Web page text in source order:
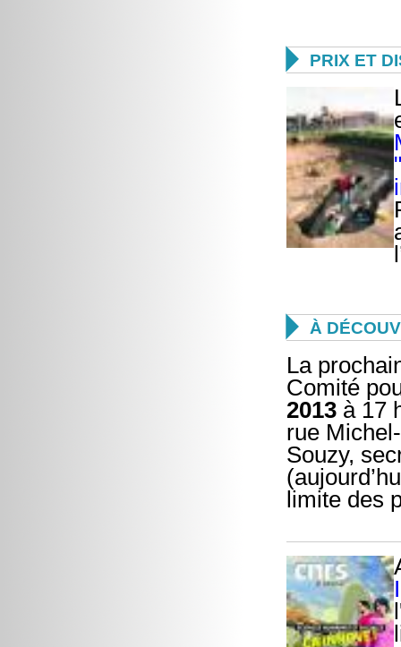
 PRIX ET
 À
La
Comité
2013 à 17
rue
Souzy,
limite des